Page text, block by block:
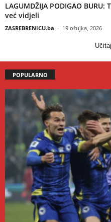
LAGUMDŽIJA PODIGAO
već vidjeli
ZASREBRENICU.ba - 19 ožujka, 2026
POPULARNO